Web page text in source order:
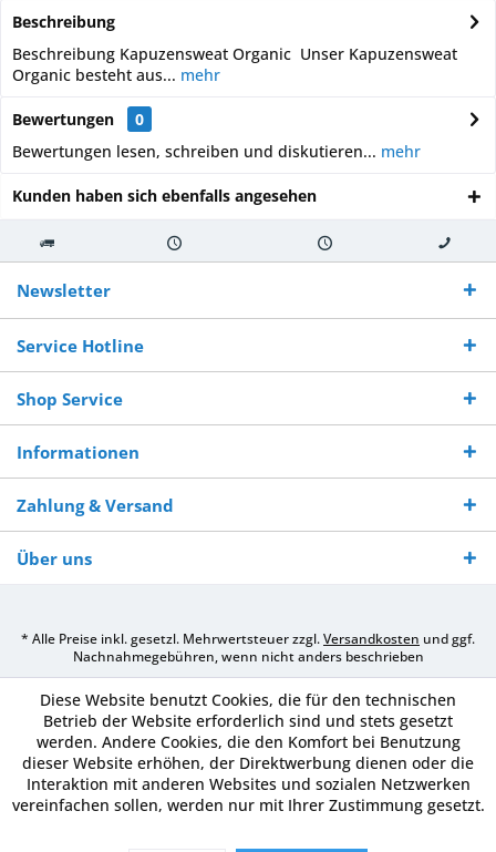
Beschreibung
Beschreibung Kapuzensweat Organic Unser Kapuzensweat
Organic besteht aus... mehr
Bewertungen
0
Bewertungen lesen, schreiben und diskutieren... mehr
Kunden haben sich ebenfalls angesehen
Kostenloser
Versand ab €
250,-
Versand innerhalb von Versand von So erreichen
Sie uns 0160
970 511 90
Newsletter
Service Hotline
Shop Service
Informationen
Zahlung & Versand
Über uns
* Alle Preise inkl. gesetzl. Mehrwertsteuer zzgl.Versandkosten und ggf.
Nachnahmegebühren, wenn nicht anders beschrieben
Diese Website benutzt Cookies, die für den technischen
Betrieb der Website erforderlich sind und stets gesetzt
werden. Andere Cookies, die den Komfort bei Benutzung
dieser Website erhöhen, der Direktwerbung dienen oder die
Interaktion mit anderen Websites und sozialen Netzwerken
vereinfachen sollen, werden nur mit Ihrer Zustimmung gesetzt.